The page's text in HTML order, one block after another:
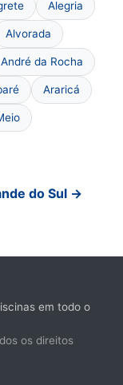
Alegria
Alvorada
André da Rocha
Araricá
do Sul →
em todo o
os direitos